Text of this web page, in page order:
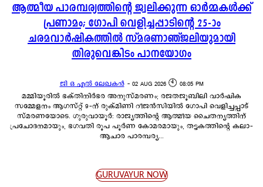
ആത്മീയ പാരമ്പര്യത്തിന്റെ ജ്വലിക്കുന്ന ഓർമ്മകൾക്ക്
പ്രണാമം; ഗോപി വെളിച്ചപ്പാടിന്റെ 25-ാം
ചരമവാർഷികത്തിൽ സ്മരണാഞ്ജലിയുമായി
തിരുവെങ്കിടം പാനയോഗം
ജി ഒ എൽ ലേഖകൻ - 02 AUG 2026 🕙 08:05 PM
മമ്മിയൂരിൽ ഭക്തിനിർഭര അനുസ്മരണം; രജതജൂബിലി വാർഷിക
സമ്മേളനം ആഗസ്റ്റ് 9-ന് രുക്മിണി റീജൻസിയിൽ ഗോപി വെളിച്ചപ്പാട്
സ്മരണയോടെ. ഗുരുവായൂർ: രാജ്യത്തിന്റെ ആത്മീയ ചൈതന്യത്തിന്
പ്രചോദനമായും, ഭഗവതി രൂപ പൂർണ കോമരമായും, തട്ടകത്തിന്റെ കലാ-
ആചാര പാരമ്പര്യ...
GURUVAYUR NOW